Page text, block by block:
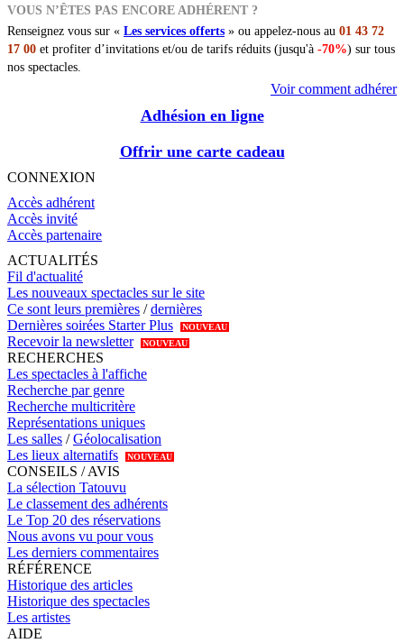
VOUS N’ÊTES PAS ENCORE ADHÉRENT ?
Renseignez vous sur « Les services offerts » ou appelez-nous au 01 43 72
17 00 et profiter d’invitations et/ou de tarifs réduits (jusqu'à -70%) sur tous
nos spectacles.
Voir comment adhérer
Adhésion en ligne
Offrir une carte cadeau
CONNEXION
Accès adhérent
Accès invité
Accès partenaire
ACTUALITÉS
Fil d'actualité
Les nouveaux spectacles sur le site
Ce sont leurs premières /dernières
Dernières soirées Starter Plus
NOUVEAU
Recevoir la newsletter NOUVEAU
RECHERCHES
Les spectacles à l'affiche
Recherche par genre
Recherche multicritère
Représentations uniques
Les salles /Géolocalisation
Les lieux alternatifs
NOUVEAU
CONSEILS / AVIS
La sélection Tatouvu
Le classement des adhérents
Le Top 20 des réservations
Nous avons vu pour vous
Les derniers commentaires
RÉFÉRENCE
Historique des articles
Historique des spectacles
Les artistes
AIDE